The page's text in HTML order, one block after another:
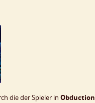
die der Spieler inObduction